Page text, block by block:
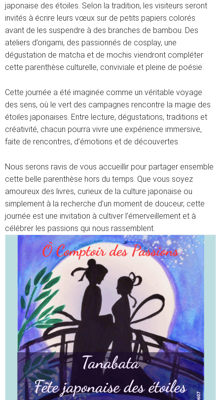
japonaise des étoiles. Selon la tradition, les visiteurs seront
invités à écrire leurs vœux sur de petits papiers colorés
avant de les suspendre à des branches de bambou. Des
ateliers d’origami, des passionnés de cosplay, une
dégustation de matcha et de mochis viendront compléter
cette parenthèse culturelle, conviviale et pleine de poésie.
Cette journée a été imaginée comme un véritable voyage
des sens, où le vert des campagnes rencontre la magie des
étoiles japonaises. Entre lecture, dégustations, traditions et
créativité, chacun pourra vivre une expérience immersive,
faite de rencontres, d’émotions et de découvertes.
Nous serons ravis de vous accueillir pour partager ensemble
cette belle parenthèse hors du temps. Que vous soyez
amoureux des livres, curieux de la culture japonaise ou
simplement à la recherche d’un moment de douceur, cette
journée est une invitation à cultiver l’émerveillement et à
célébrer les passions qui nous rassemblent.